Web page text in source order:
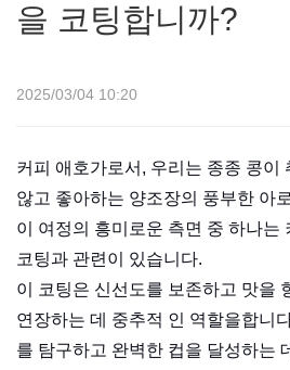
을 코팅합니까?
2025/03/04 10:20
커피 애호가로서, 우리는 종종 콩이
않고 좋아하는 양조장의 풍부한 아
이 여정의 흥미로운 측면 중 하나는
코팅과 관련이 있습니다.
이 코팅은 신선도를 보존하고 맛을
연장하는 데 중추적 인 역할을합니
를 탐구하고 완벽한 컵을 달성하는